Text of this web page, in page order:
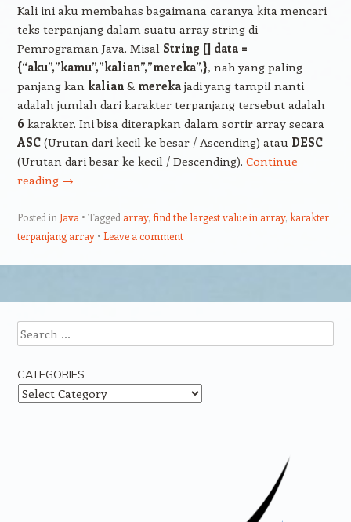
Kali ini aku membahas bagaimana caranya kita mencari
teks terpanjang dalam suatu array string di
Pemrograman Java. Misal String [] data =
{“aku”,”kamu”,”kalian”,”mereka”,}, nah yang paling
panjang kan kalian& merekajadi yang tampil nanti
adalah jumlah dari karakter terpanjang tersebut adalah
6 karakter. Ini bisa diterapkan dalam sortir array secara
ASC(Urutan dari kecil ke besar / Ascending) atau DESC
(Urutan dari besar ke kecil / Descending). Continue
reading →
Posted in Java Tagged array, find the largest value in array, karakter
terpanjang array
Leave a comment
Search
CATEGORIES
Categories